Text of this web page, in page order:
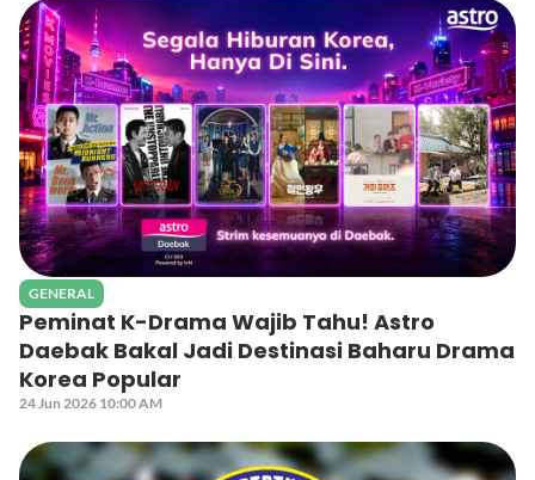
GENERAL
Peminat K-Drama Wajib Tahu! Astro
Daebak Bakal Jadi Destinasi Baharu Drama
Korea Popular
24 Jun 2026 10:00 AM